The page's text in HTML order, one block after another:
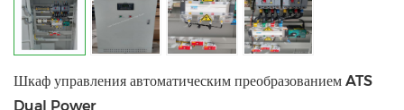
Шкаф управления автоматическим преобразованием ATS
Dual Power